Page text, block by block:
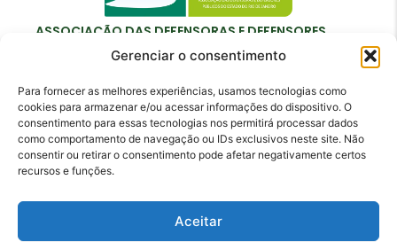
Gerenciar o consentimento
Para fornecer as melhores experiências, usamos tecnologias como
cookies para armazenar e/ou acessar informações do dispositivo. O
consentimento para essas tecnologias nos permitirá processar dados
como comportamento de navegação ou IDs exclusivos neste site. Não
consentir ou retirar o consentimento pode afetar negativamente certos
recursos e funções.
Aceitar
ASSOCIAÇÃO DAS DEFENSORAS E DEFENSORES
PÚBLICOS DO ESTADO DO RIO DE JANEIRO
Contato
adperj@adperj.com.br
(21) 2220-6022